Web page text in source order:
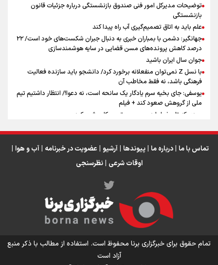
اینفو برنا / ۴ مسیر اصلی پیاده روی اربعین در عراق
اینفو برنا / توصیه‌هایی طلایی برای پیاده روی اربعین
توضیحات مدیرکل امور فنی صندوق بازنشستگی درباره جزئیات قانون
بازنشستگی
علم باید به اتاق تصمیم‌گیری آب راه پیدا کند
جهانگیر: دشمن با بمباران خبری به دنبال جبران شکست‌های خود است/ ۲۲
درصد کاهش پرونده‌های مسن قضایی در سایه هوشمندسازی
جوان سال ایران باشید
با نسل Z نمی‌توان منفعلانه برخورد کرد/ دانشجو باید سازنده فعالیت
فرهنگی باشد، نه فقط مخاطب آن
یوسفی: جای بخیه سرم یادگار یک سانحه است، نه دعوا!/ انتظار داشتیم تیم
ملی از گروهش صعود کند + فیلم
مردی که تاریخ را با دوربین و موتورسیکلت ثبت کرد
انتظار حضور تیم‌های بزرگ مثل استقلال در لیگ هستیم
تماس با ما | درباره ما | پیوندها | آرشیو | عضویت در خبرنامه | آب و هوا |
اوقات شرعی | نظرسنجی
تمام حقوق برای خبرگزاری برنا محفوظ است. استفاده از مطالب با ذکر منبع
آزاد است